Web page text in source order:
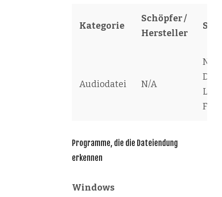
Kategorie
Schöpfer /
Hersteller
Audiodatei N/A
DS
File
Programme, die die Dateiendung
erkennen
Windows